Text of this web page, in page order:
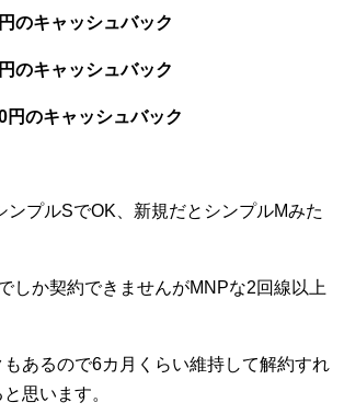
のキャッシュバック
のキャッシュバック
円のキャッシュバック
ンプルSでOK、新規だとシンプルMみた
しか契約できませんがMNPな2回線以上
あるので6カ月くらい維持して解約すれ
思います。